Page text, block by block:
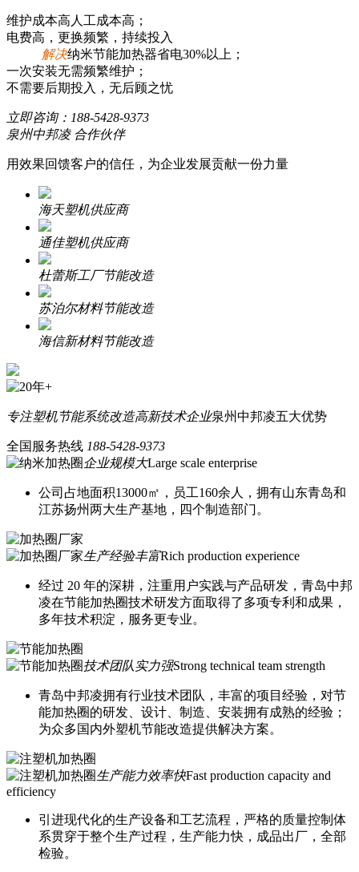
维护成本高人工成本高；
电费高，更换频繁，持续投入
解决纳米节能加热器省电30%以上；
一次安装无需频繁维护；
不需要后期投入，无后顾之忧
立即咨询： 188-5428-9373
泉州中邦凌 合作伙伴
用效果回馈客户的信任，为企业发展贡献一份力量
海天塑机供应商
通佳塑机供应商
杜蕾斯工厂节能改造
苏泊尔材料节能改造
海信新材料节能改造
专注塑机节能系统改造高新技术企业泉州中邦凌五大优势
全国服务热线 188-5428-9373
企业规模大Large scale enterprise
公司占地面积13000㎡，员工160余人，拥有山东青岛和
江苏扬州两大生产基地，四个制造部门。
生产经验丰富Rich production experience
经过 20 年的深耕，注重用户实践与产品研发，青岛中邦
凌在节能加热圈技术研发方面取得了多项专利和成果，
多年技术积淀，服务更专业。
技术团队实力强Strong technical team strength
青岛中邦凌拥有行业技术团队，丰富的项目经验，对节
能加热圈的研发、设计、制造、安装拥有成熟的经验；
为众多国内外塑机节能改造提供解决方案。
生产能力效率快Fast production capacity and
efficiency
引进现代化的生产设备和工艺流程，严格的质量控制体
系贯穿于整个生产过程，生产能力快，成品出厂，全部
检验。